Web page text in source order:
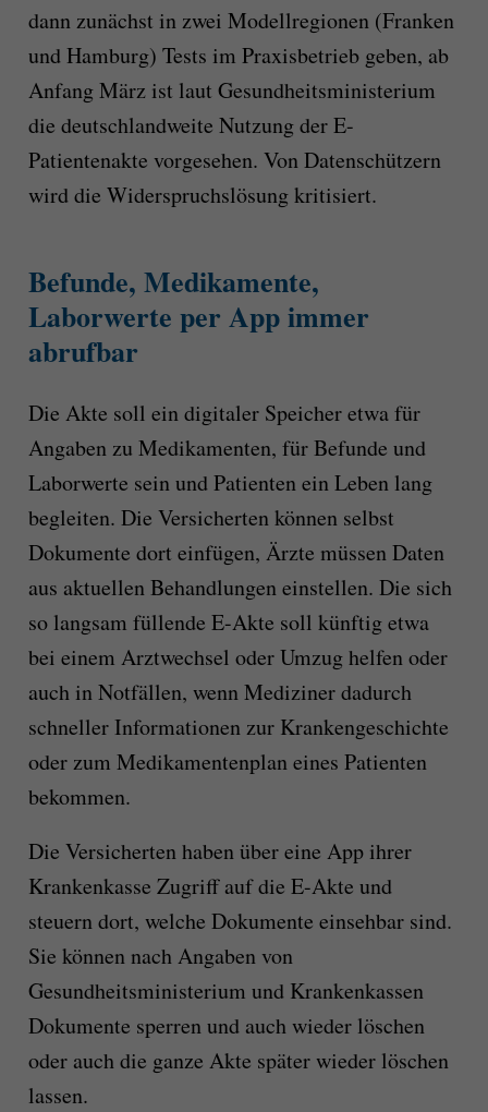
dann zunächst in zwei Modellregionen (Franken
und Hamburg) Tests im Praxisbetrieb geben, ab
Anfang März ist laut Gesundheitsministerium
die deutschlandweite Nutzung der E-
Patientenakte vorgesehen. Von Datenschützern
wird die Widerspruchslösung kritisiert.
Befunde, Medikamente,
Laborwerte per App immer
abrufbar
Die Akte soll ein digitaler Speicher etwa für
Angaben zu Medikamenten, für Befunde und
Laborwerte sein und Patienten ein Leben lang
begleiten. Die Versicherten können selbst
Dokumente dort einfügen, Ärzte müssen Daten
aus aktuellen Behandlungen einstellen. Die sich
so langsam füllende E-Akte soll künftig etwa
bei einem Arztwechsel oder Umzug helfen oder
auch in Notfällen, wenn Mediziner dadurch
schneller Informationen zur Krankengeschichte
oder zum Medikamentenplan eines Patienten
bekommen.
Die Versicherten haben über eine App ihrer
Krankenkasse Zugriff auf die E-Akte und
steuern dort, welche Dokumente einsehbar sind.
Sie können nach Angaben von
Gesundheitsministerium und Krankenkassen
Dokumente sperren und auch wieder löschen
oder auch die ganze Akte später wieder löschen
lassen.